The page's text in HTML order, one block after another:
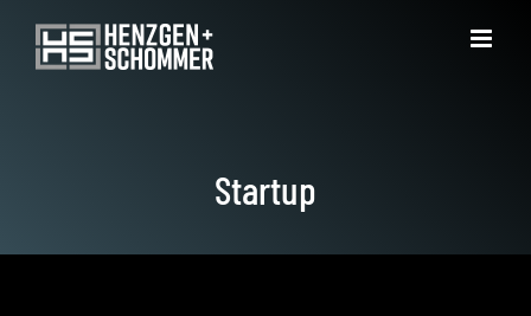
Inhalt
Startup